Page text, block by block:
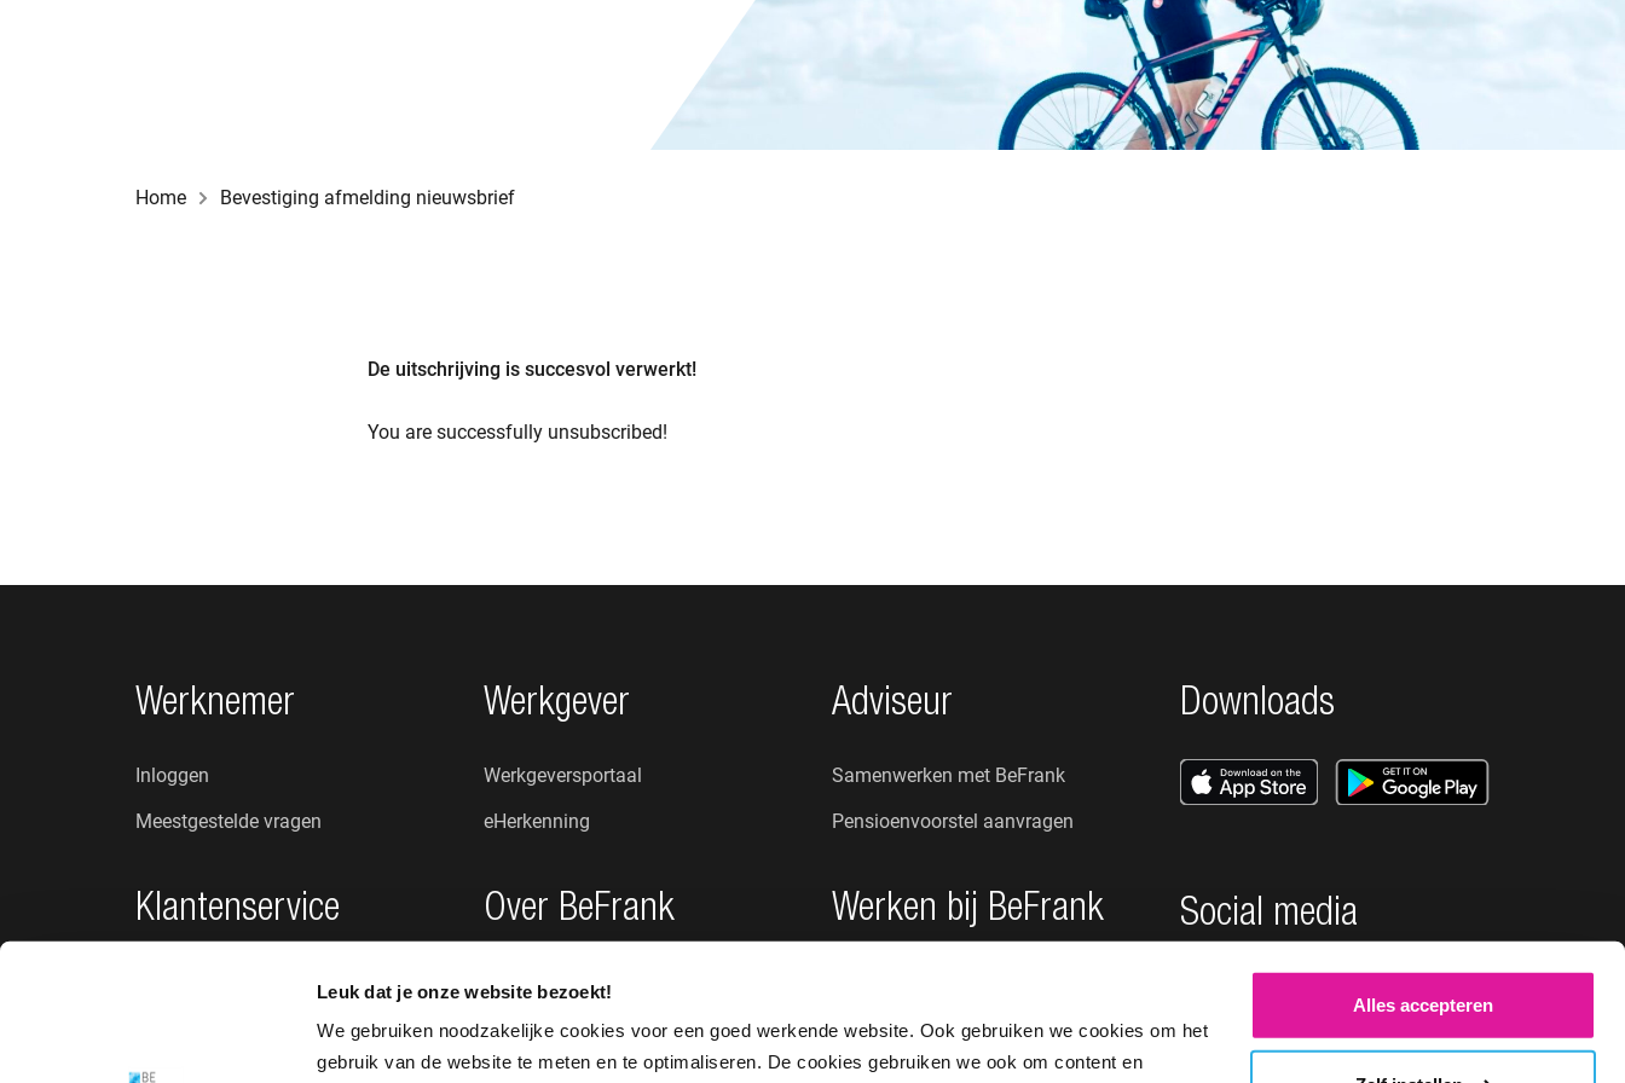
Leuk dat je onze website bezoekt!
We gebruiken noodzakelijke cookies voor een goed werkende website. Ook gebruiken we cookies om het
gebruik van de website te meten en te optimaliseren. De cookies gebruiken we ook om content en
Alles accepteren
Home Bevestiging afmelding nieuwsbrief
De uitschrijving is succesvol verwerkt!
You are successfully unsubscribed!
Footer navigatie
Werknemer
Inloggen
Meestgestelde vragen
Klantenservice
Klachten en suggesties
Toegankelijkheid
Werkgever
Werkgeversportaal
eHerkenning
Over BeFrank
Wie zijn wij?
Nieuws
Adviseur
Samenwerken met BeFrank
Pensioenvoorstel aanvragen
Werken bij BeFrank
Vacatures
Downloads
Social media